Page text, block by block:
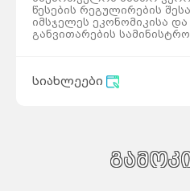
წესების რეგულირების
იმსჯელეს ეკონომიკისა
განვითარების
ეკონომიკისა და მდგრადი
ტერიტორიებზე
დასაწესებლად. მსგავსი
სიახლეები